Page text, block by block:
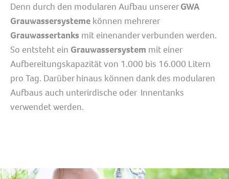
Denn durch den modularen Aufbau unsererGWA
Grauwassersysteme können mehrerer
Grauwassertanks mit einenander verbunden werden.
So entsteht ein Grauwassersystem mit einer
Aufbereitungskapazität von 1.000 bis 16.000 Litern
pro Tag. Darüber hinaus können dank des modularen
Aufbaus auch unterirdische oder Innentanks
verwendet werden.